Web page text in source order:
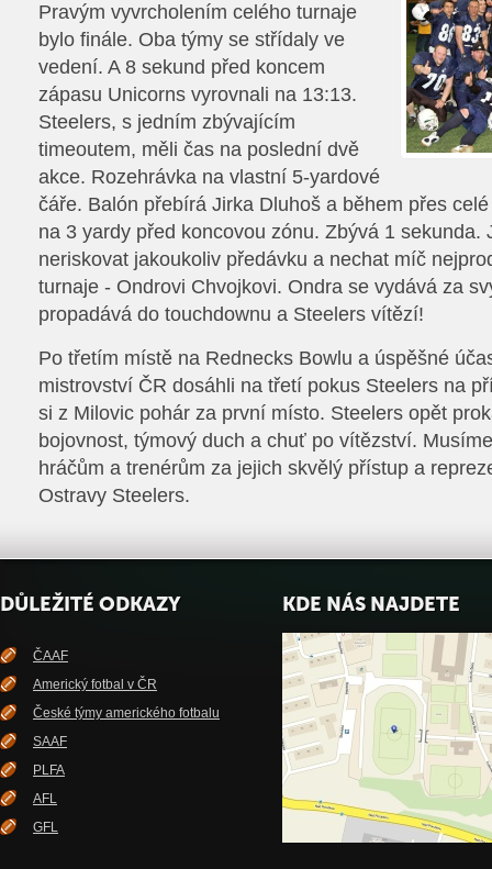
Pravým vyvrcholením celého turnaje
bylo finále. Oba týmy se střídaly ve
vedení. A 8 sekund před koncem
zápasu Unicorns vyrovnali na 13:13.
Steelers, s jedním zbývajícím
timeoutem, měli čas na poslední dvě
akce. Rozehrávka na vlastní 5-yardové
čáře. Balón přebírá Jirka Dluhoš a během přes
na 3 yardy před koncovou zónu. Zbývá 1 sekunda.
neriskovat jakoukoliv předávku a nechat míč
turnaje - Ondrovi Chvojkovi. Ondra se vydává za
propadává do touchdownu a Steelers vítězí!
Po třetím místě na Rednecks Bowlu a úspěšné
mistrovství ČR dosáhli na třetí pokus Steelers na
si z Milovic pohár za první místo. Steelers opět
bojovnost, týmový duch a chuť po vítězství.
hráčům a trenérům za jejich skvělý přístup a
Ostravy Steelers.
DŮLEŽITÉ ODKAZY
ČAAF
Americký fotbal v ČR
České týmy amerického fotbalu
SAAF
PLFA
AFL
GFL
KDE NÁS NAJDETE